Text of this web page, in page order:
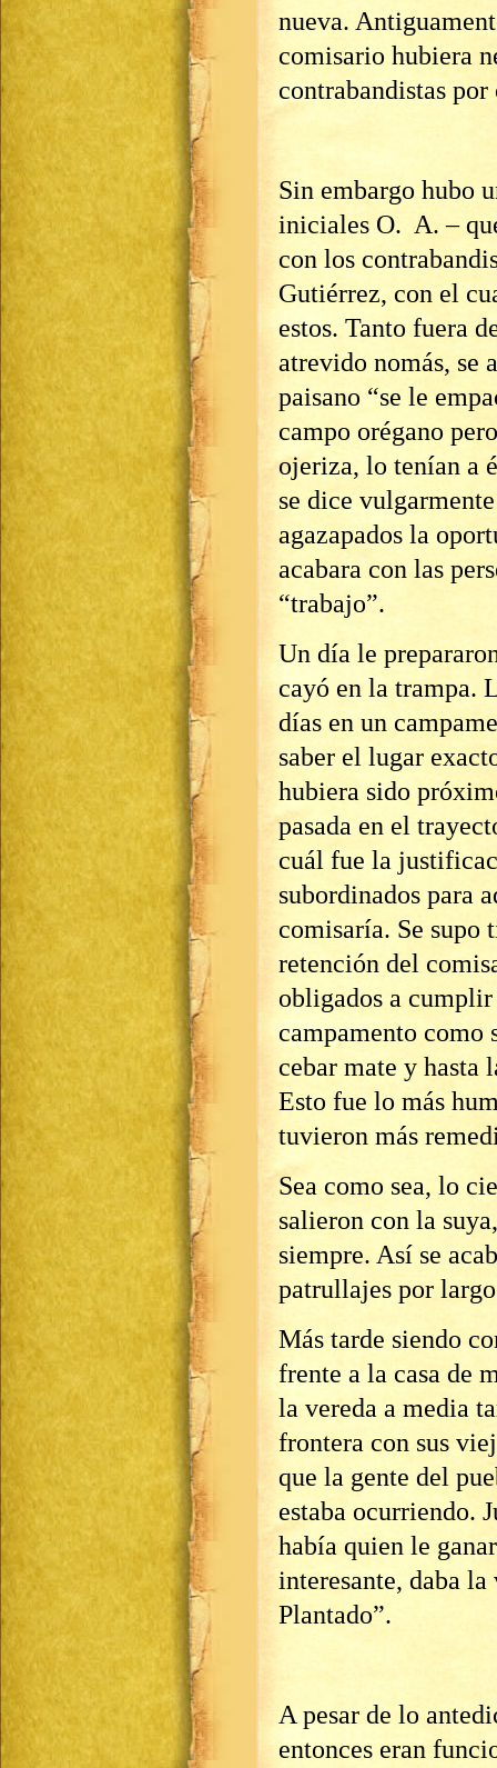
nueva.
comisario hubiera
contrabandistas
Sin embargo hubo
iniciales O. A. –
con los
Gutiérrez, con el
estos. Tanto fuera
atrevido nomás, se
paisano “se le
campo orégano
ojeriza, lo tenían a
se dice
agazapados la
acabara con las
“trabajo”.
Un día le
cayó en la trampa.
días en un
saber el lugar
hubiera sido
pasada en el
cuál fue la
subordinados para
comisaría. Se supo
retención del
obligados a
campamento como
cebar mate y hasta
Esto fue lo más
tuvieron más
Sea como sea, lo
salieron con la
siempre. Así se
patrullajes por
Más tarde siendo
frente a la casa de
la vereda a media
frontera con sus
que la gente del
estaba ocurriendo.
había quien le
interesante, daba
Plantado”.
A pesar de lo
entonces eran